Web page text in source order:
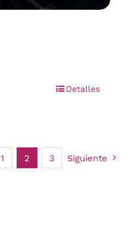
Detalles
1 2 3 Siguiente